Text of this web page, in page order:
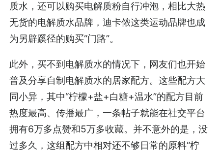
质水，还可以购买电解质粉自行冲泡，相比大热
无货的电解质水品牌，迪卡侬这类运动品牌也成
为另辟蹊径的购买“门路”。
此外，买不到电解质水的情况下，网友们也开始
普及分享自制电解质水的居家配方。这些配方大
同小异，其中“柠檬+盐+白糖+温水”的配方目前
热度最高、传播最广，一条帖子就能在社交平台
拥有6万多点赞和5万多收藏。并不意外的是，没
过多久，这组配方中相对还不够日常的原料“柠